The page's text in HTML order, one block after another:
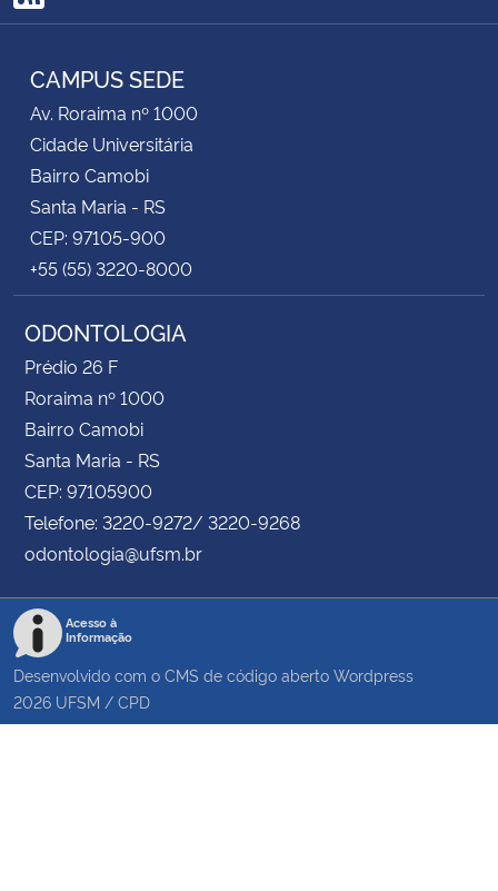
RSS
CAMPUS SEDE
Av. Roraima nº 1000
Cidade Universitária
Bairro Camobi
Santa Maria - RS
CEP: 97105-900
+55 (55) 3220-8000
ODONTOLOGIA
Prédio 26 F
Roraima nº 1000
Bairro Camobi
Santa Maria - RS
CEP: 97105900
Telefone: 3220-9272/ 3220-9268
odontologia@ufsm.br
Acesso à
Informação
Desenvolvido com o CMS de código aberto Wordpress
2026 UFSM / CPD